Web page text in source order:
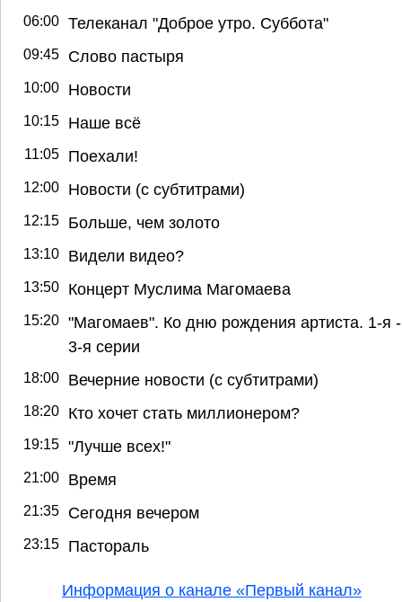
06:00 Телеканал "Доброе утро. Суббота"
09:45 Слово пастыря
10:00 Новости
10:15 Наше всё
11:05 Поехали!
12:00 Новости (с субтитрами)
12:15 Больше, чем золото
13:10 Видели видео?
13:50 Концерт Муслима Магомаева
15:20 "Магомаев". Ко дню рождения артиста. 1-я -
3-я серии
18:00 Вечерние новости (с субтитрами)
18:20 Кто хочет стать миллионером?
19:15 "Лучше всех!"
21:00 Время
21:35 Сегодня вечером
23:15 Пастораль
Информация о канале «Первый канал»